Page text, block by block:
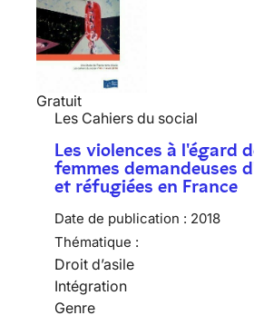
Gratuit
Les Cahiers du social
Les violences à l'égard
femmes demandeuses
et réfugiées en France
Date de publication : 2018
Thématique :
Droit d’asile
Intégration
Genre